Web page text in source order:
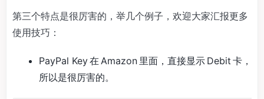
第三个特点是很厉害的，举几个例子，欢迎大家汇报更多
使用技巧：
PayPal Key 在 Amazon 里面，直接显示 Debit 卡，
所以是很厉害的。